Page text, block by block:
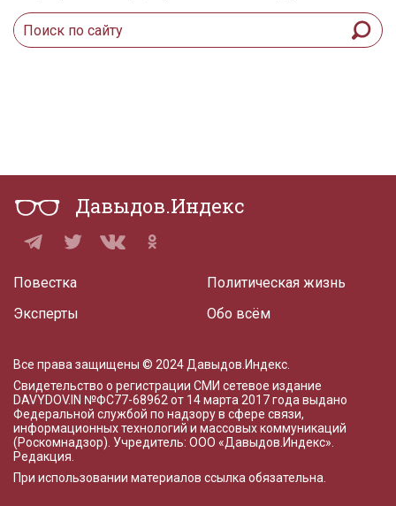
Давыдов.Индекс
Повестка
Эксперты
Политическая жизнь
Обо всём
Все права защищены © 2024 Давыдов.Индекс.
Свидетельство о регистрации СМИ сетевое издание
DAVYDOV.IN №ФС77-68962 от 14 марта 2017 года выдано
Федеральной службой по надзору в сфере связи,
информационных технологий и массовых коммуникаций
(Роскомнадзор). Учредитель: ООО «Давыдов.Индекс».
Редакция
При использовании материалов ссылка обязательна.